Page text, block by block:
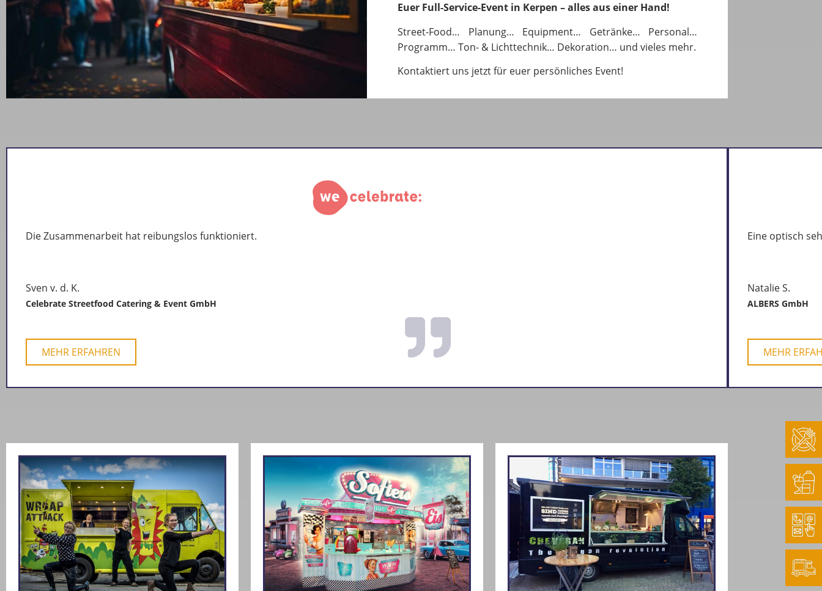
Euer Full-Service-Event in Kerpen – alles aus einer Hand!
Street-Food… Planung… Equipment… Getränke… Personal…
Programm… Ton- & Lichttechnik… Dekoration… und vieles mehr.
Kontaktiert uns jetzt für euer persönliches Event!
Die Zusammenarbeit hat reibungslos funktioniert.
Sven v. d. K.
Celebrate Streetfood Catering & Event GmbH
MEHR ERFAHREN
Eine optisch
Natalie S.
ALBERS GmbH
MEHR